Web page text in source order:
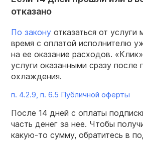
отказано
По закону отказаться от
время с оплатой исполнителю
на ее оказание расходов.
услуги оказанными сразу после
охлаждения.
п. 4.2.9, п. 6.5 Публичной оферты
После 14 дней с оплаты
часть денег за нее. Чтобы
какую-то сумму, обратитесь в